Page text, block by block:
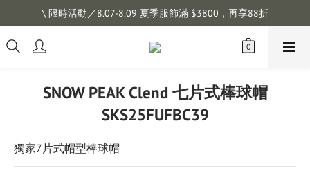
註冊會員拿購物金 $100，滿$1200免運
\ 限時活動／8.07-8.09 夏季服飾滿 $3800，再享88折
註冊會員拿購物金 $100，滿$1200免運
SNOW PEAK Clend 七片式棒球帽
SKS25FUFBC39
獨家7片式帽型棒球帽